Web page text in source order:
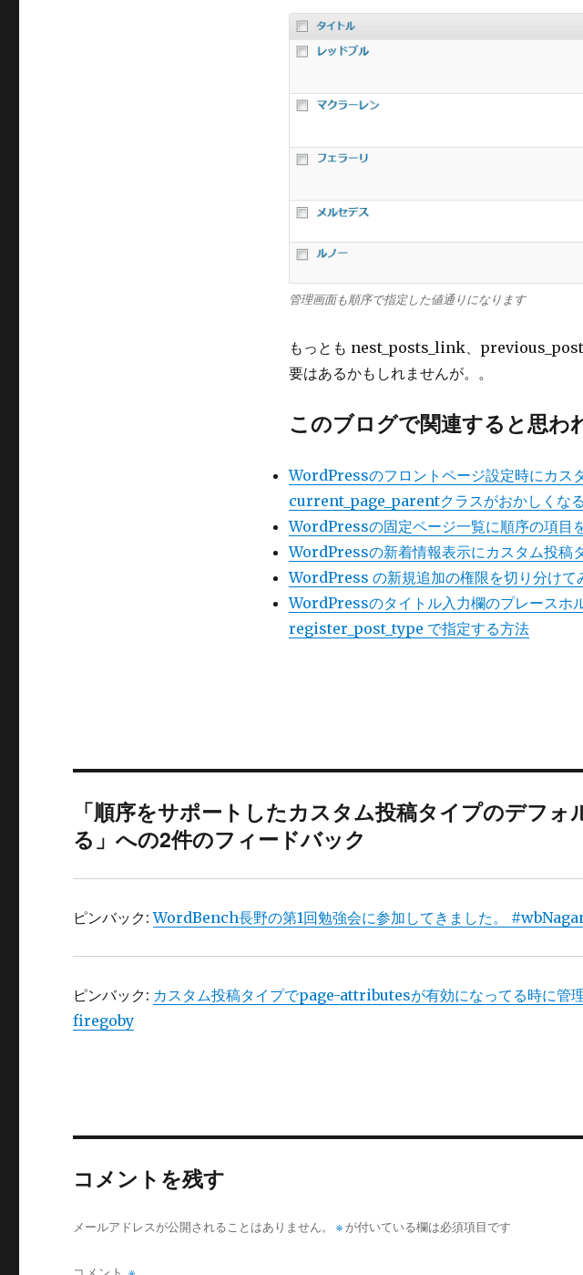
管理画面も順序で指定した値通りになります
もっとも nest_posts_link、
要はあるかもしれませんが。。
このブログで関連すると思わ
WordPressのフロントページ設定時にカス
current_page_parentクラスがおかしくな
WordPressの固定ページ一覧に順序の項目
WordPressの新着情報表示にカスタム投稿
WordPress の新規追加の権限を切り分けて
WordPressのタイトル入力欄のプレースホ
register_post_type で指定する方法
「順序をサポートしたカスタム投稿タイプのデフ
る」への2件のフィードバック
ピンバック:WordBench長野の第1回勉強会に参加してきました。
ピンバック: カスタム投稿タイプでpage-attributesが有効になってる時に管
firegoby
コメントを残す
メールアドレスが公開されることはありません。 ※ が付いている欄は必須項目です